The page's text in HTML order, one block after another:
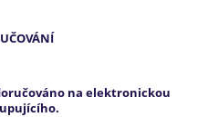
na elektronickou